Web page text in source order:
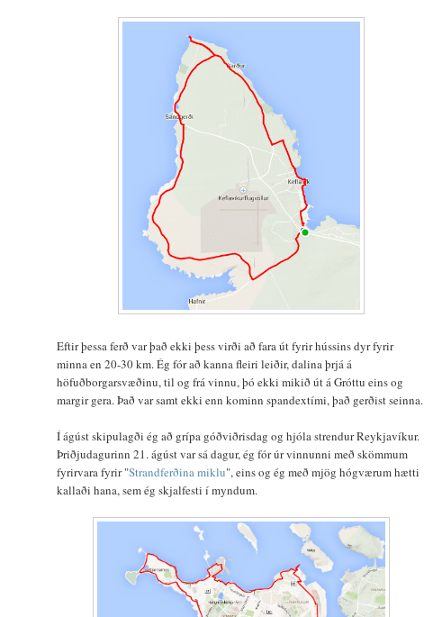
Eftir þessa ferð var það ekki þess virði að fara út fyrir hússins dyr fyrir
minna en 20-30 km. Ég fór að kanna fleiri leiðir, dalina þrjá á
höfuðborgarsvæðinu, til og frá vinnu, þó ekki mikið út á Gróttu eins og
margir gera. Það var samt ekki enn kominn spandextími, það gerðist seinna.
Í ágúst skipulagði ég að grípa góðviðrisdag og hjóla strendur Reykjavíkur.
Þriðjudagurinn 21. ágúst var sá dagur, ég fór úr vinnunni með skömmum
fyrirvara fyrir "Strandferðina miklu", eins og ég með mjög hógværum hætti
kallaði hana, sem ég skjalfesti í myndum.